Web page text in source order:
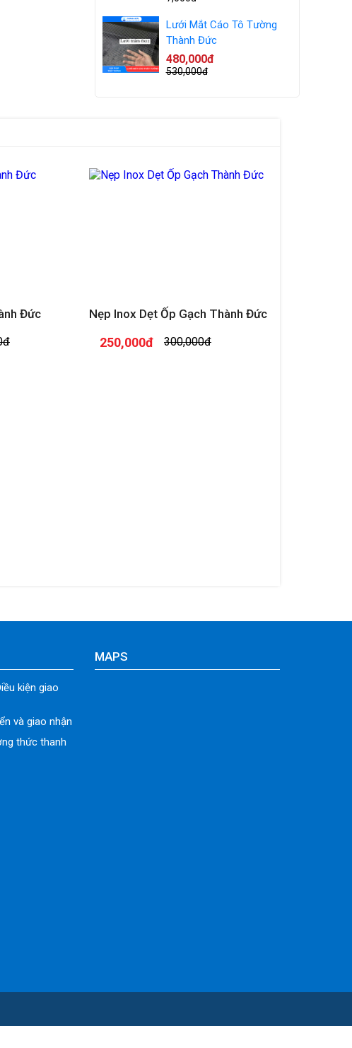
Lưới Mắt Cáo Tô Tường
Thành Đức
480,000đ
530,000đ
Đức Nẹp Inox Dẹt Ốp Gạch Thành Đức
250,000đ 300,000đ
kiện giao
và giao nhận
thức thanh
MAPS